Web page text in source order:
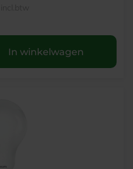
In winkelwagen